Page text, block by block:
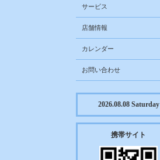
サービス
店舗情報
カレンダー
お問い合わせ
2026.08.08 Saturday
携帯サイト